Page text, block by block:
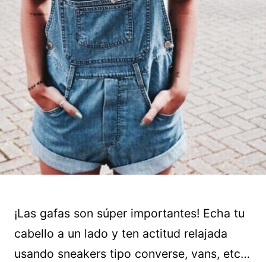
¡Las gafas son súper importantes! Echa tu
cabello a un lado y ten actitud relajada
usando sneakers tipo converse, vans, etc…